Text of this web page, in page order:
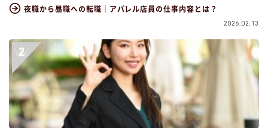
夜職から昼職への転職｜アパレル店員の仕事内容とは？
2026.02.13